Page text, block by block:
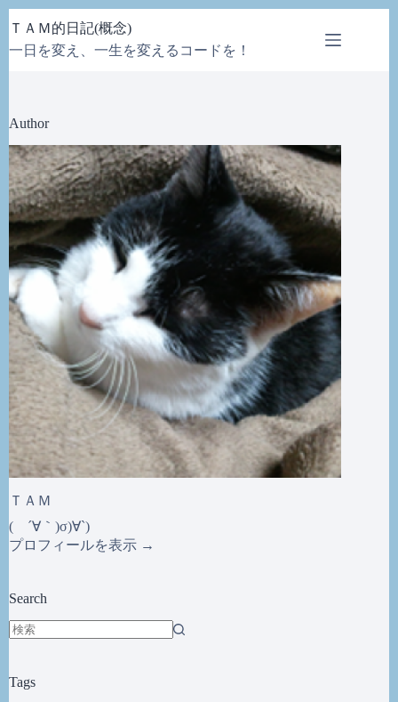
ン
テ
ス
キ
ッ
プ
ＴＡＭ的日記(概念)
一日を変え、一生を変えるコードを！
Author
ＴＡＭ
( ´∀｀)σ)∀`)
プロフィールを表示 →
Search
な
Tags